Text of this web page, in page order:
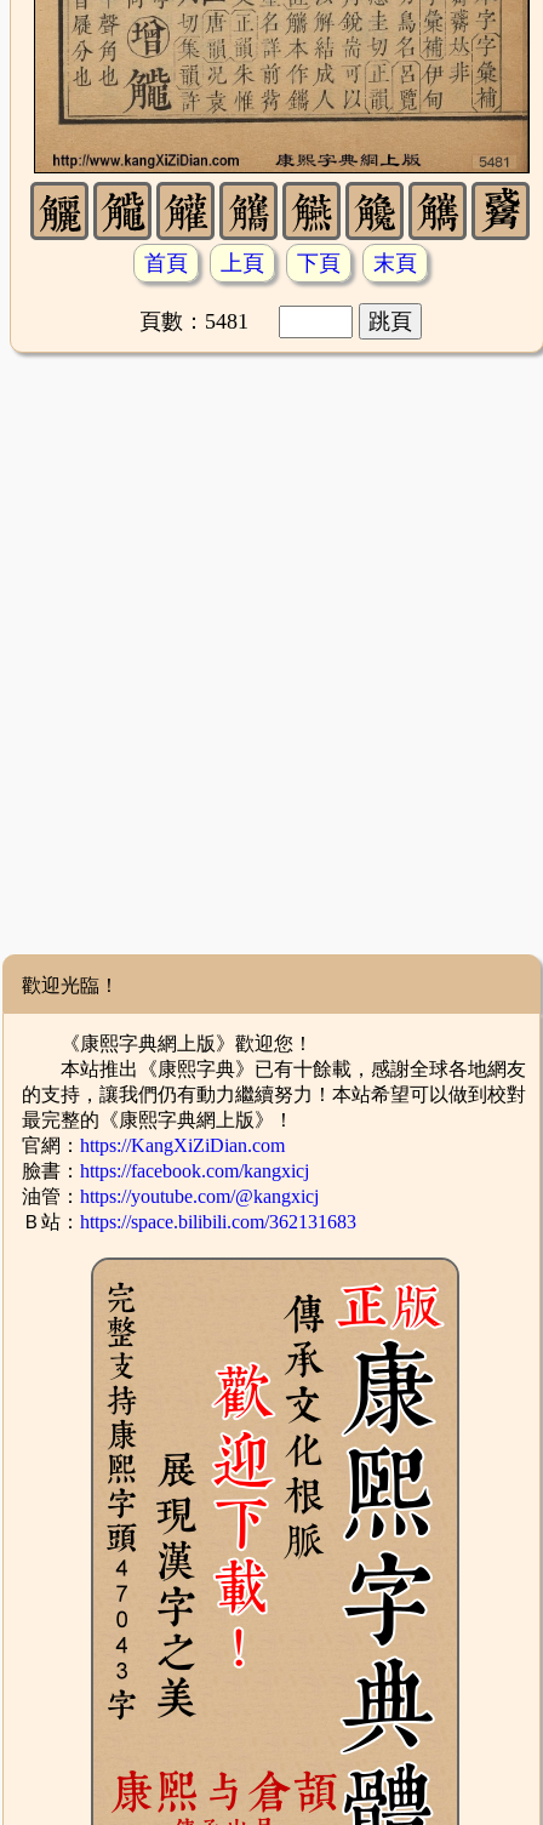
首頁 上頁 下頁 末頁
頁數：5481
歡迎光臨！
《康熙字典網上版》歡迎您！
本站推出《康熙字典》已有十餘載，感謝全球各地網友
的支持，讓我們仍有動力繼續努力！本站希望可以做到校對
最完整的《康熙字典網上版》！
官網：https://KangXiZiDian.com
臉書：https://facebook.com/kangxicj
油管：https://youtube.com/@kangxicj
Ｂ站：https://space.bilibili.com/362131683